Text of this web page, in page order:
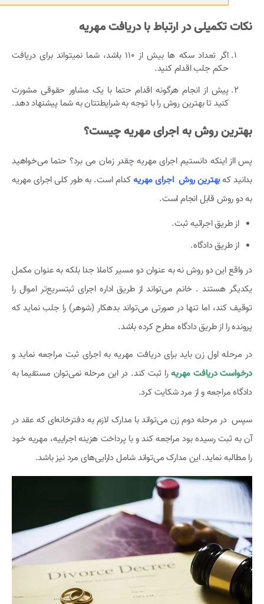
نکات تکمیلی در ارتباط با دریافت مهریه
اگر تعداد سکه ها بیش از 110 باشد، شما نمیتواند برای دریافت
حکم جلب اقدام کنید.
پیش از انجام هرگونه اقدام حتما با یک مشاور حقوقی مشورت
کنید تا بهترین روش را با توجه به شرایطتتان به شما پیشنهاد دهد.
بهترین روش به اجرای مهریه چیست؟
پس ااز اینکه دانستیم اجرای مهریه چقدر زمان می برد؟ حتما می‌خواهید
بدانید کهبهترین روش اجرای مهریهکدام است. به طور کلی اجرای مهریه
به دو روش قابل انجام است.
از طریق اجرائیه ثبت.
از طریق دادگاه.
در واقع این دو روش نه به عنوان دو مسیر کاملا جدا بلکه به عنوان مکمل
یکدیگر هستند . خانم می‌تواند از طریق اداره اجرای ثبتسریع‌تر اموال را
توقیف کند، اما تنها در صورتی می‌تواند بدهکار (شوهر) را جلب نماید که
پرونده را از طریق دادگاه مطرح کرده باشد.
در مرحله اول زن باید برای دریافت مهریه به اجرای ثبت مراجعه نماید و
درخواست دریافت مهریهرا ثبت کند. در این مرحله نمی‌توان مستقیما به
دادگاه مراجعه و از مرد شکایت کرد.
سپس در مرحله دوم زن می‌تواند با مدارک لازم به دفترخانه‌ای که عقد در
آن به ثبت رسیده بود مراجعه کند و با پرداخت هزینه اجراییه، مهریه خود
را مطالبه نماید. این مدارک می‌تواند شامل دارایی‌های مرد نیز باشد.